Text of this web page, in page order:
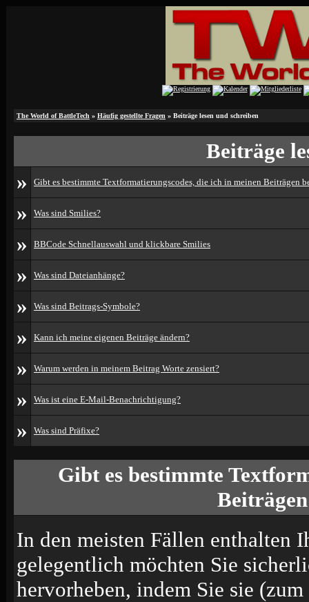
The World of BattleTech » Häufig gestellte Fragen » Beiträge lesen und schreiben
Beiträge
»
Gibt es bestimmte Textformatierungscodes, die ich in meinen Beiträgen
» Was sind Smilies?
» BBCode Schnellauswahl und klickbare Smilies
» Was sind Dateianhänge?
» Was sind Beitrags-Symbole?
» Kann ich meine eigenen Beiträge ändern?
» Warum werden in meinem Beitrag Worte zensiert?
» Was ist eine E-Mail-Benachrichtigung?
» Was sind Präfixe?
Gibt es bestimmte
In den meisten Fällen enthalten
gelegentlich möchten Sie
hervorheben, indem Sie sie